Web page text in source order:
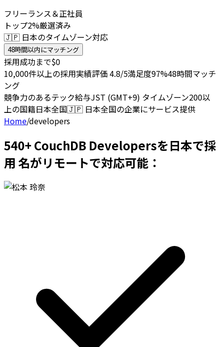
フリーランス＆正社員
トップ2%厳選済み
🇯🇵 日本のタイムゾーン対応
48時間以内にマッチング
採用成功まで$0
10,000件以上の採用実績評価 4.8/5満足度97%48時間マッチ
ング
競争力のあるテック給与JST (GMT+9) タイムゾーン200以
上の国籍日本全国🇯🇵 日本全国の企業にサービス提供
Home/developers
540+ CouchDB Developersを日本で採
用 名がリモートで対応可能：